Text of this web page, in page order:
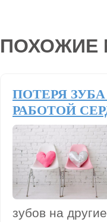
ПОХОЖИЕ
ПОТЕРЯ
РАБОТОЙ
зубов на